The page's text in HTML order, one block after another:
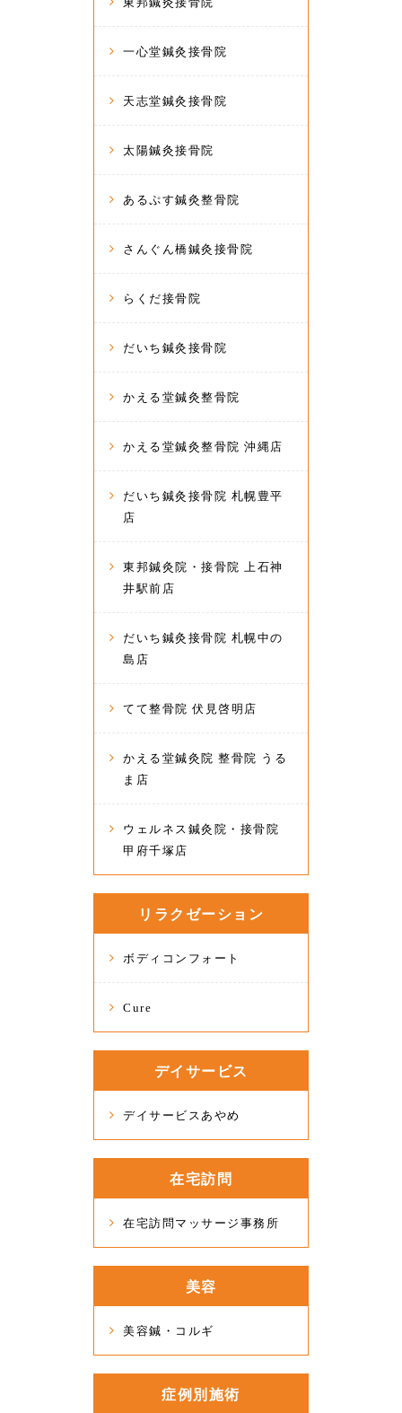
一心堂鍼灸接骨院
天志堂鍼灸接骨院
太陽鍼灸接骨院
あるぷす鍼灸整骨院
さんぐん橋鍼灸接骨院
らくだ接骨院
だいち鍼灸接骨院
かえる堂鍼灸整骨院
かえる堂鍼灸整骨院 沖縄店
だいち鍼灸接骨院 札幌豊平
店
東邦鍼灸院・接骨院 上石神
井駅前店
だいち鍼灸接骨院 札幌中の
島店
てて整骨院 伏見啓明店
かえる堂鍼灸院 整骨院 うる
ま店
ウェルネス鍼灸院・接骨院
甲府千塚店
リラクゼーション
ボディコンフォート
Cure
デイサービス
デイサービスあやめ
在宅訪問
在宅訪問マッサージ事務所
美容
美容鍼・コルギ
症例別施術